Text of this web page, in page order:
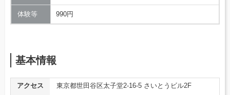
体験等 990円
基本情報
アクセス
東京都世田谷区太子堂2-16-5 さいとうビル2F